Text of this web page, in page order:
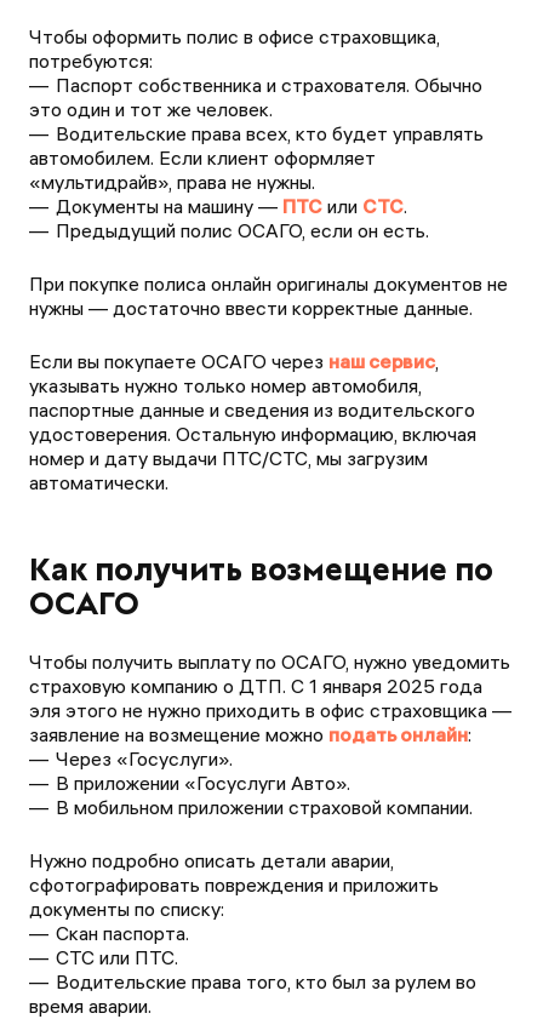
Чтобы оформить полис в офисе страховщика,
потребуются:
Паспорт собственника и страхователя. Обычно
это один и тот же человек.
Водительские права всех, кто будет управлять
автомобилем. Если клиент оформляет
«мультидрайв», права не нужны.
Документы на машину — ПТС или СТС.
Предыдущий полис ОСАГО, если он есть.
При покупке полиса онлайн оригиналы документов не
нужны — достаточно ввести корректные данные.
Если вы покупаете ОСАГО через наш сервис,
указывать нужно только номер автомобиля,
паспортные данные и сведения из водительского
удостоверения. Остальную информацию, включая
номер и дату выдачи ПТС/СТС, мы загрузим
автоматически.
Как получить возмещение по
ОСАГО
Чтобы получить выплату по ОСАГО, нужно уведомить
страховую компанию о ДТП. С 1 января 2025 года
эля этого не нужно приходить в офис страховщика —
заявление на возмещение можно подать онлайн:
Через «Госуслуги».
В приложении «Госуслуги Авто».
В мобильном приложении страховой компании.
Нужно подробно описать детали аварии,
сфотографировать повреждения и приложить
документы по списку:
Скан паспорта.
СТС или ПТС.
Водительские права того, кто был за рулем во
время аварии.